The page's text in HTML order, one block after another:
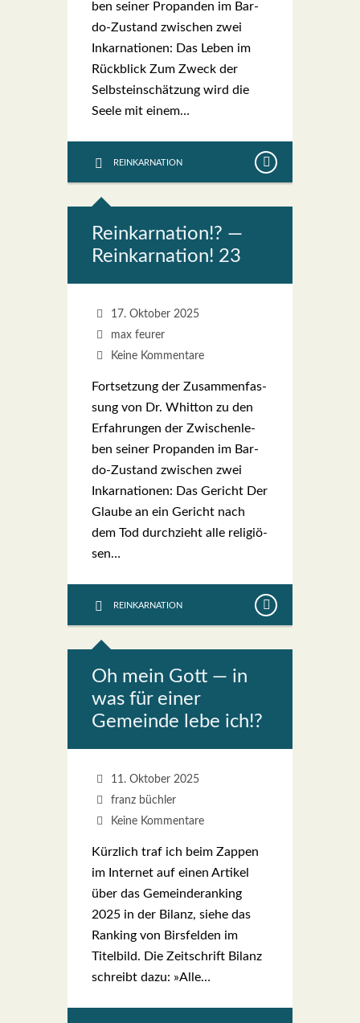
ben sei­ner Pro­pan­den im Bar­­
do-Zustand zwi­schen zwei
Inkar­na­tio­nen: Das Leben im
Rück­blick Zum Zweck der
Selbst­ein­schät­zung wird die
See­le mit einem…
REINKARNATION
Reinkar­na­ti­on!? —
Reinkar­na­ti­on! 23
17. Oktober 2025
max feurer
Keine Kommentare
Fort­set­zung der Zusam­men­fas­
sung von Dr. Whit­ton zu den
Erfah­run­gen der Zwi­schen­le­
ben sei­ner Pro­pan­den im Bar­­
do-Zustand zwi­schen zwei
Inkar­na­tio­nen: Das Gericht Der
Glau­be an ein Gericht nach
dem Tod durch­zieht alle reli­giö­
sen…
REINKARNATION
Oh mein Gott — in
was für einer
Gemein­de lebe ich!?
11. Oktober 2025
franz büchler
Keine Kommentare
Kürz­lich traf ich beim Zap­pen
im Inter­net auf einen Arti­kel
über das Gemein­deran­king
2025 in der Bilanz, sie­he das
Ran­king von Birs­fel­den im
Titel­bild. Die Zeit­schrift Bilanz
schreibt dazu: »Alle…